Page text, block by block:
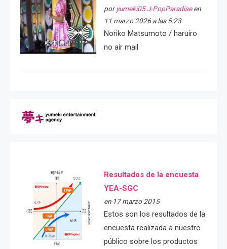
por yumeki05 J-PopParadiseen
11 marzo 2026 a las 5:23
Noriko Matsumoto / haruiro
no air mail
Resultados de la encuesta
YEA-SGC
en 17 marzo 2015
Estos son los resultados de la
encuesta realizada a nuestro
público sobre los productos